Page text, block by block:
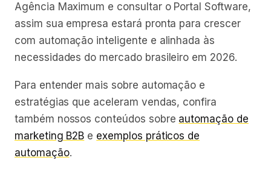
Agência Maximum e consultar o Portal Software,
assim sua empresa estará pronta para crescer
com automação inteligente e alinhada às
necessidades do mercado brasileiro em 2026.
Para entender mais sobre automação e
estratégias que aceleram vendas, confira
também nossos conteúdos sobre automação de
marketing B2B e exemplos práticos de
automação.